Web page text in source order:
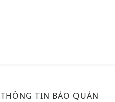
THÔNG TIN BẢO QUẢN